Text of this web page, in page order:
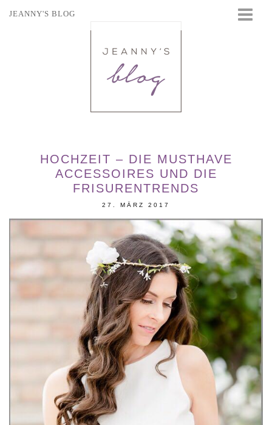
JEANNY'S BLOG
HOCHZEIT – DIE MUSTHAVE
ACCESSOIRES UND DIE
FRISURENTRENDS
27. MÄRZ 2017